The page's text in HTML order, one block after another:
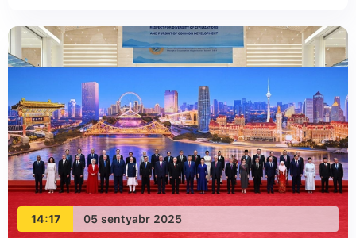
14:17 05 sentyabr 2025